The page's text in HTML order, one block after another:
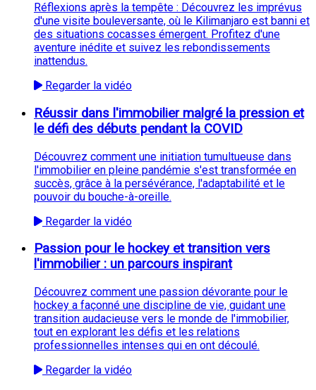
Réflexions après la tempête : Découvrez les imprévus
d'une visite bouleversante, où le Kilimanjaro est banni et
des situations cocasses émergent. Profitez d'une
aventure inédite et suivez les rebondissements
inattendus.
Regarder la vidéo
Réussir dans l'immobilier malgré la pression et
le défi des débuts pendant la COVID
Découvrez comment une initiation tumultueuse dans
l'immobilier en pleine pandémie s'est transformée en
succès, grâce à la persévérance, l'adaptabilité et le
pouvoir du bouche-à-oreille.
Regarder la vidéo
Passion pour le hockey et transition vers
l'immobilier : un parcours inspirant
Découvrez comment une passion dévorante pour le
hockey a façonné une discipline de vie, guidant une
transition audacieuse vers le monde de l'immobilier,
tout en explorant les défis et les relations
professionnelles intenses qui en ont découlé.
Regarder la vidéo